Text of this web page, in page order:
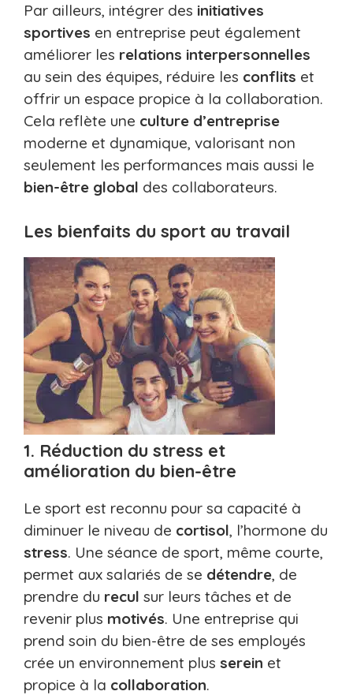
Par ailleurs, intégrer des initiatives
sportives en entreprise peut également
améliorer les relations interpersonnelles
au sein des équipes, réduire les conflits et
offrir un espace propice à la collaboration.
Cela reflète une culture d’entreprise
moderne et dynamique, valorisant non
seulement les performances mais aussi le
bien-être global des collaborateurs.
Les bienfaits du sport au travail
1. Réduction du stress et
amélioration du bien-être
Le sport est reconnu pour sa capacité à
diminuer le niveau de cortisol, l’hormone du
stress. Une séance de sport, même courte,
permet aux salariés de se détendre, de
prendre du recul sur leurs tâches et de
revenir plus motivés. Une entreprise qui
prend soin du bien-être de ses employés
crée un environnement plus serein et
propice à la collaboration.